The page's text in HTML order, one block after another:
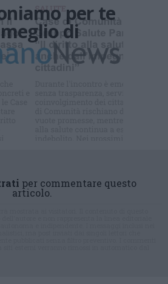
per te
di
per commentare questo
articolo.